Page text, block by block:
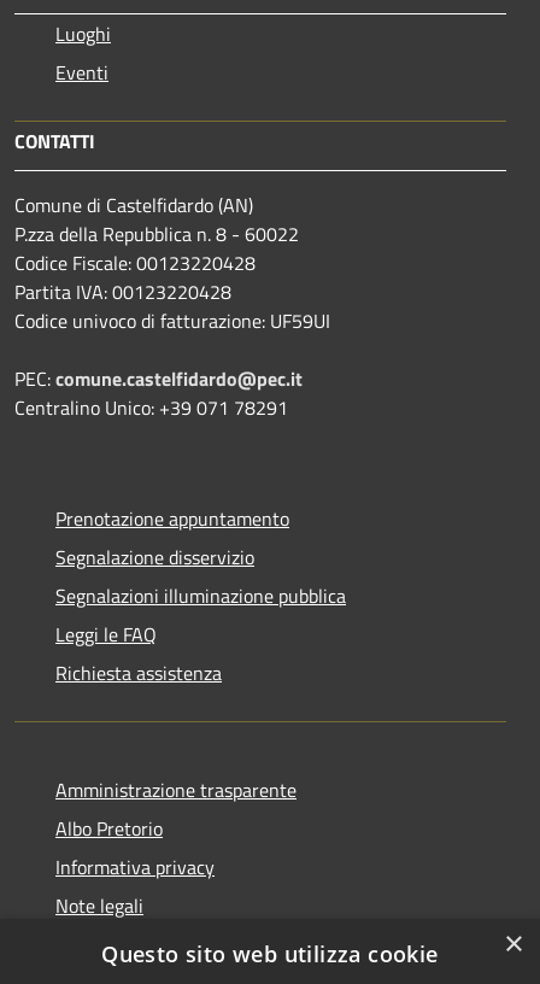
Luoghi
Eventi
CONTATTI
Comune di Castelfidardo (AN)
P.zza della Repubblica n. 8 - 60022
Codice Fiscale: 00123220428
Partita IVA: 00123220428
Codice univoco di fatturazione: UF59UI
PEC:comune.castelfidardo@pec.it
Centralino Unico: +39 071 78291
Prenotazione appuntamento
Segnalazione disservizio
Segnalazioni illuminazione pubblica
Leggi le FAQ
Richiesta assistenza
Amministrazione trasparente
Albo Pretorio
Informativa privacy
Note legali
Dichiarazione di accessibilità
×
Questo sito web utilizza cookie